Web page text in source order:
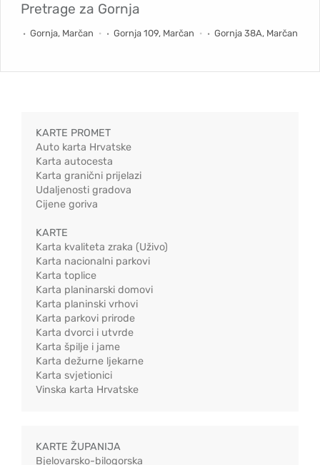
Pretrage za Gornja
Gornja, Marčan Gornja 109, Marčan Gornja 38A, Marčan
KARTE PROMET
Auto karta Hrvatske
Karta autocesta
Karta granični prijelazi
Udaljenosti gradova
Cijene goriva
KARTE
Karta kvaliteta zraka (Uživo)
Karta nacionalni parkovi
Karta toplice
Karta planinarski domovi
Karta planinski vrhovi
Karta parkovi prirode
Karta dvorci i utvrde
Karta špilje i jame
Karta dežurne ljekarne
Karta svjetionici
Vinska karta Hrvatske
KARTE ŽUPANIJA
Bjelovarsko-bilogorska